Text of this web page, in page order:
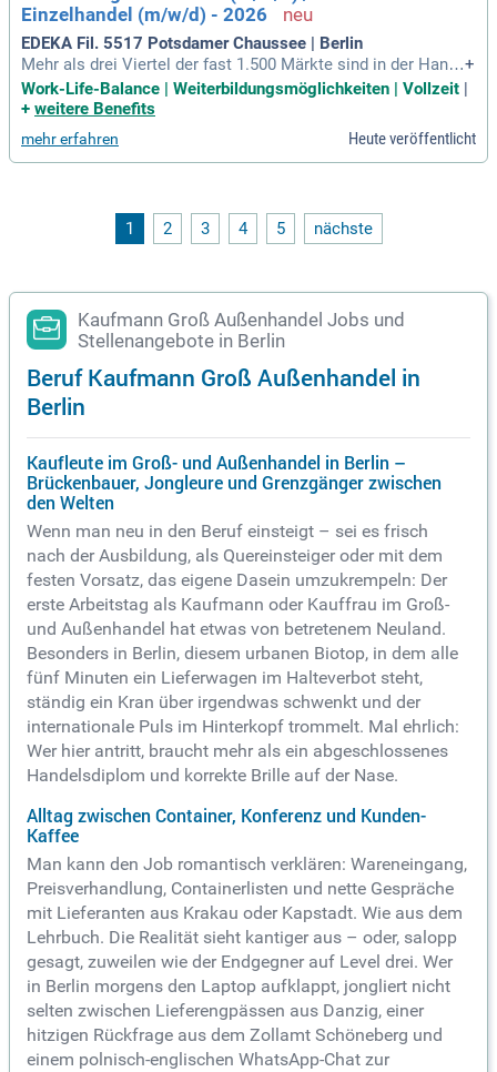
Einzelhandel (m/w/d) - 2026
EDEKA Fil. 5517 Potsdamer Chaussee | Berlin
Mehr als drei Viertel der fast 1.500 Märkte sind in der Hand
von rund 640 selbstständigen EDEKA-Kaufleuten.
+
Work-Life-Balance | Weiterbildungsmöglichkeiten | Vollzeit
+ weitere Benefits
mehr erfahren Heute veröffentlicht
1 2 3 4 5 nächste
Kaufmann Groß Außenhandel Jobs und
Stellenangebote in Berlin
Beruf Kaufmann Groß Außenhandel in
Berlin
Kaufleute im Groß- und Außenhandel in Berlin –
Brückenbauer, Jongleure und Grenzgänger zwischen
den Welten
Wenn man neu in den Beruf einsteigt – sei es frisch
nach der Ausbildung, als Quereinsteiger oder mit dem
festen Vorsatz, das eigene Dasein umzukrempeln: Der
erste Arbeitstag als Kaufmann oder Kauffrau im Groß-
und Außenhandel hat etwas von betretenem Neuland.
Besonders in Berlin, diesem urbanen Biotop, in dem alle
fünf Minuten ein Lieferwagen im Halteverbot steht,
ständig ein Kran über irgendwas schwenkt und der
internationale Puls im Hinterkopf trommelt. Mal ehrlich:
Wer hier antritt, braucht mehr als ein abgeschlossenes
Handelsdiplom und korrekte Brille auf der Nase.
Alltag zwischen Container, Konferenz und Kunden-
Kaffee
Man kann den Job romantisch verklären: Wareneingang,
Preisverhandlung, Containerlisten und nette Gespräche
mit Lieferanten aus Krakau oder Kapstadt. Wie aus dem
Lehrbuch. Die Realität sieht kantiger aus – oder, salopp
gesagt, zuweilen wie der Endgegner auf Level drei. Wer
in Berlin morgens den Laptop aufklappt, jongliert nicht
selten zwischen Lieferengpässen aus Danzig, einer
hitzigen Rückfrage aus dem Zollamt Schöneberg und
einem polnisch-englischen WhatsApp-Chat zur